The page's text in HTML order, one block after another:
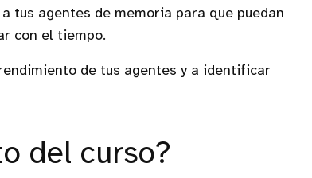
tus agentes de memoria para que puedan
con el tiempo.
de tus agentes y a identificar
del curso?